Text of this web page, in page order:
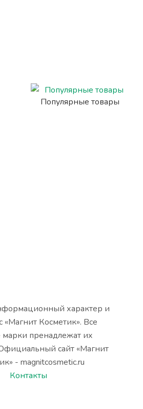
Популярные товары
характер и
«Магнит Косметик». Все
марки пренадлежат их
сайт «Магнит
- magnitcosmetic.ru
Контакты